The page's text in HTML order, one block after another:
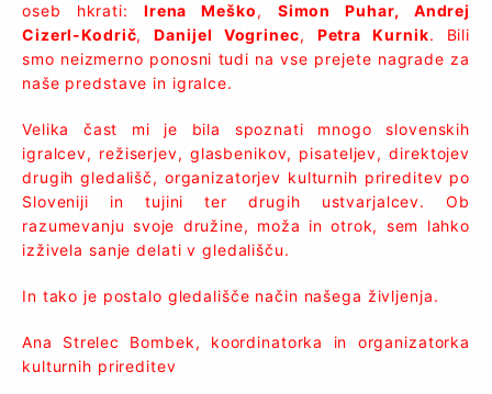
oseb hkrati: Irena Meško, Simon Puhar, Andrej
Cizerl-Kodrič,Danijel Vogrinec, Petra Kurnik. Bili
smo neizmerno ponosni tudi na vse prejete nagrade za
naše predstave in igralce.
Velika čast mi je bila spoznati mnogo slovenskih
igralcev, režiserjev, glasbenikov, pisateljev, direktojev
drugih gledališč, organizatorjev kulturnih prireditev po
Sloveniji in tujini ter drugih ustvarjalcev. Ob
razumevanju svoje družine, moža in otrok, sem lahko
izživela sanje delati v gledališču.
In tako je postalo gledališče način našega življenja.
Ana Strelec Bombek, koordinatorka in organizatorka
kulturnih prireditev